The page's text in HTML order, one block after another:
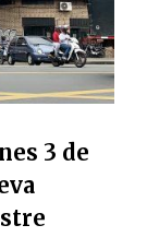
3 de